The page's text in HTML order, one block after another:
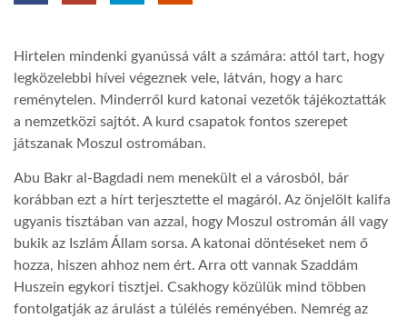
A NAP SZÉPE
LINKTR.EE
DOBRAVERO.HU
Hirtelen mindenki gyanússá vált a számára: attól tart, hogy
legközelebbi hívei végeznek vele, látván, hogy a harc
reménytelen. Minderről kurd katonai vezetők tájékoztatták
a nemzetközi sajtót. A kurd csapatok fontos szerepet
játszanak Moszul ostromában.
Abu Bakr al-Bagdadi nem menekült el a városból, bár
korábban ezt a hírt terjesztette el magáról. Az önjelölt kalifa
ugyanis tisztában van azzal, hogy Moszul ostromán áll vagy
bukik az Iszlám Állam sorsa. A katonai döntéseket nem ő
hozza, hiszen ahhoz nem ért. Arra ott vannak Szaddám
Huszein egykori tisztjei. Csakhogy közülük mind többen
fontolgatják az árulást a túlélés reményében. Nemrég az